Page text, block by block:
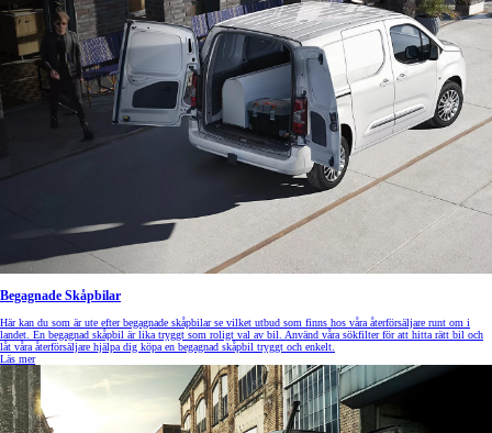
Begagnade Skåpbilar
Här kan du som är ute efter begagnade skåpbilar se vilket utbud som finns hos våra återförsäljare runt om i
landet. En begagnad skåpbil är lika tryggt som roligt val av bil. Använd våra sökfilter för att hitta rätt bil och
låt våra återförsäljare hjälpa dig köpa en begagnad skåpbil tryggt och enkelt.
Läs mer